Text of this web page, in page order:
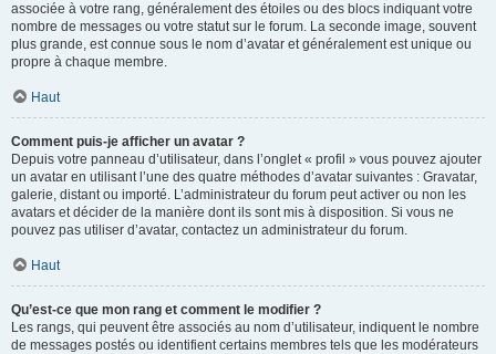
associée à votre rang, généralement des étoiles ou des blocs indiquant votre
nombre de messages ou votre statut sur le forum. La seconde image, souvent
plus grande, est connue sous le nom d’avatar et généralement est unique ou
propre à chaque membre.
Haut
Comment puis-je afficher un avatar ?
Depuis votre panneau d’utilisateur, dans l’onglet « profil » vous pouvez ajouter
un avatar en utilisant l’une des quatre méthodes d’avatar suivantes : Gravatar,
galerie, distant ou importé. L’administrateur du forum peut activer ou non les
avatars et décider de la manière dont ils sont mis à disposition. Si vous ne
pouvez pas utiliser d’avatar, contactez un administrateur du forum.
Haut
Qu’est-ce que mon rang et comment le modifier ?
Les rangs, qui peuvent être associés au nom d’utilisateur, indiquent le nombre
de messages postés ou identifient certains membres tels que les modérateurs